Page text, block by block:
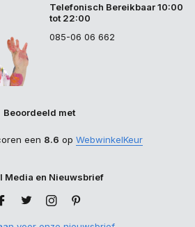
Telefonisch Bereikbaar 10:00
tot 22:00
085-06 06 662
Beoordeeld met
een 8.6 op WebwinkelKeur
Media en Nieuwsbrief